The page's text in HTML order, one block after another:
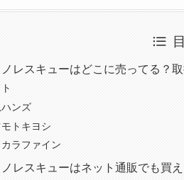
レスキューはどこに売ってる？
ンズ
トキヨシ
カラファイン
レスキューはネット通販でも買